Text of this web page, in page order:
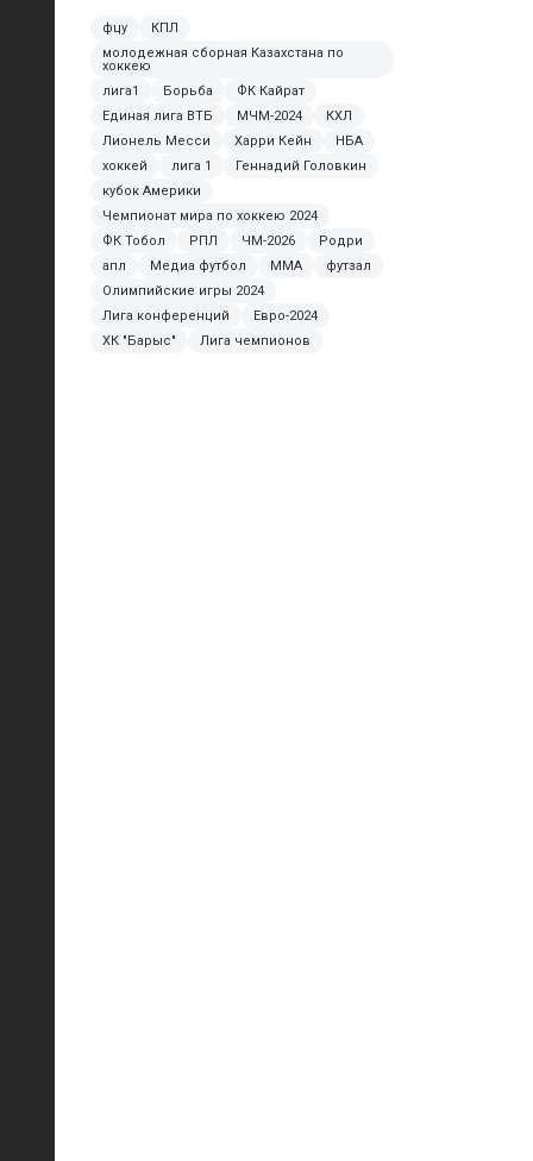
фцу
КПЛ
молодежная сборная Казахстана по
хоккею
лига1
Борьба
ФК Кайрат
Единая лига ВТБ
МЧМ-2024
КХЛ
Лионель Месси
Харри Кейн
НБА
хоккей
лига 1
Геннадий Головкин
кубок Америки
Чемпионат мира по хоккею 2024
ФК Тобол
РПЛ ЧМ-2026
Родри
апл
Медиа футбол ММА
футзал
Олимпийские игры 2024
Лига конференций
Евро-2024
ХК "Барыс"
Лига чемпионов